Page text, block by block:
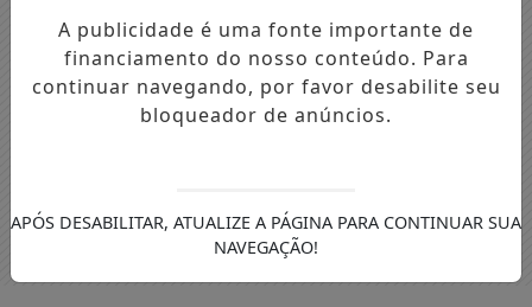
A publicidade é uma fonte importante de
financiamento do nosso conteúdo. Para
continuar navegando, por favor desabilite seu
bloqueador de anúncios.
APÓS DESABILITAR, ATUALIZE A PÁGINA PARA CONTINUAR SUA
NAVEGAÇÃO!